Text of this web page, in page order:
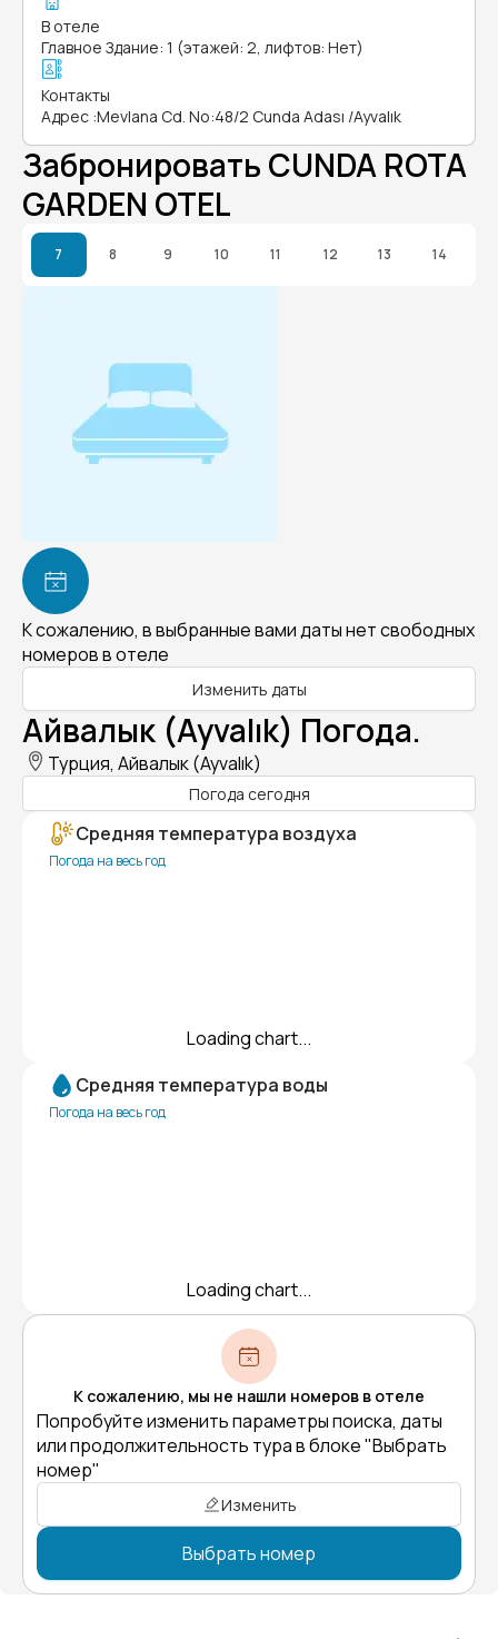
В отеле
Главное Здание: 1 (этажей: 2, лифтов: Нет)
Контакты
Адрес :Mevlana Cd. No:48/2 Cunda Adası /Ayvalık
Забронировать CUNDA ROTA
GARDEN OTEL
7 8 9 10 11 12 13 14
К сожалению, в выбранные вами даты нет свободных
номеров в отеле
Изменить даты
Айвалык (Ayvalık) Погода.
Турция, Айвалык (Ayvalık)
Погода сегодня
Средняя температура воздуха
Погода на весь год
Loading chart...
Средняя температура воды
Погода на весь год
Loading chart...
К сожалению, мы не нашли номеров в отеле
Попробуйте изменить параметры поиска, даты
или продолжительность тура в блоке "Выбрать
номер"
Изменить
Выбрать номер